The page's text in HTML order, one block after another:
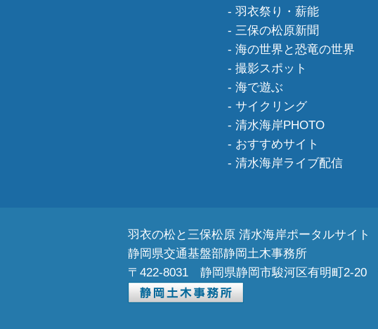
羽衣祭り・薪能
三保の松原新聞
海の世界と恐竜の世界
撮影スポット
海で遊ぶ
サイクリング
清水海岸PHOTO
おすすめサイト
清水海岸ライブ配信
羽衣の松と三保松原 清水海岸ポータルサイト
静岡県交通基盤部静岡土木事務所
〒422-8031
静岡県静岡市駿河区有明町2-20